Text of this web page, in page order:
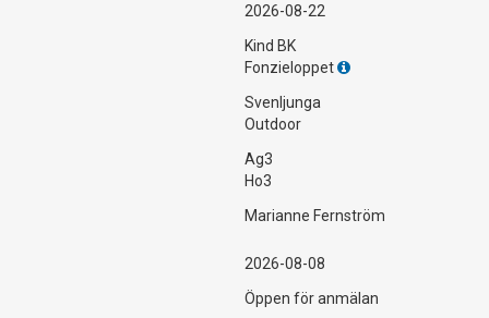
2026-08-22
Kind BK
Fonzieloppet
Svenljunga
Outdoor
Ag3
Ho3
Marianne Fernström
2026-08-08
Öppen för anmälan